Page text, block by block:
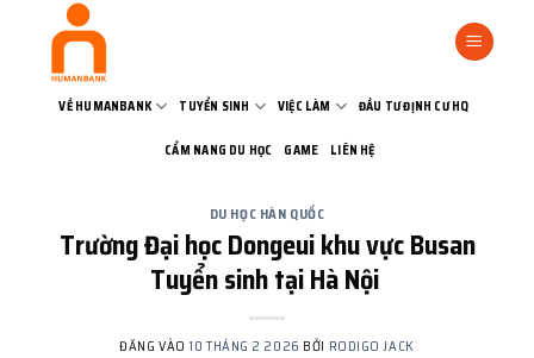
VỀ HUMANBANK TUYỂN SINH VIỆC LÀM ĐẦU TƯ ĐỊNH CƯ HQ
CẨM NANG DU HỌC GAME LIÊN HỆ
DU HỌC HÀN QUỐC
Trường Đại học Dongeui khu vực Busan
Tuyển sinh tại Hà Nội
ĐĂNG VÀO10 THÁNG 2 2026 BỞI RODIGO JACK